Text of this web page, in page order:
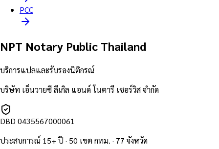
PCC
NPT Notary Public Thailand
บริการแปลและรับรองนิติกรณ์
บริษัท เอ็นวายซี ลีเกิล แอนด์ โนตารี เซอร์วิส จำกัด
DBD 0435567000061
ประสบการณ์ 15+ ปี · 50 เขต กทม. · 77 จังหวัด